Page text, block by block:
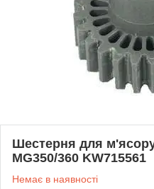
Шестерня для
MG350/360 KW715561
Немає в наявності